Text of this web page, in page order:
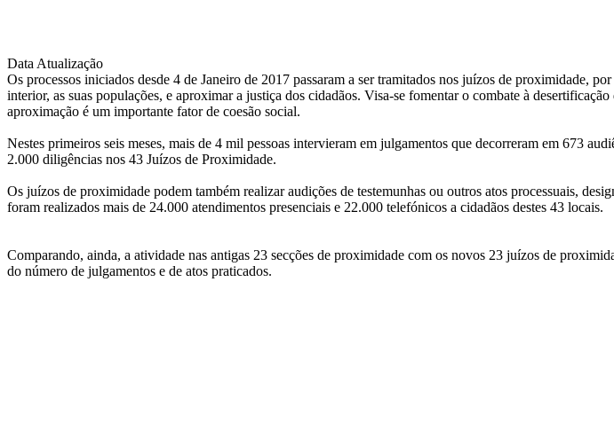
Data Atualização
Os processos iniciados desde 4 de Janeiro de 2017 passaram a ser tramitados nos juízos de proximidade,
interior, as suas populações, e aproximar a justiça dos cidadãos. Visa-se fomentar o combate à
aproximação é um importante fator de coesão social.
Nestes primeiros seis meses, mais de 4 mil pessoas intervieram em julgamentos que decorreram em 673
2.000 diligências nos 43 Juízos de Proximidade.
Os juízos de proximidade podem também realizar audições de testemunhas ou outros atos processuais,
foram realizados mais de 24.000 atendimentos presenciais e 22.000 telefónicos a cidadãos destes 43 locais.
Comparando, ainda, a atividade nas antigas 23 secções de proximidade com os novos 23 juízos de
do número de julgamentos e de atos praticados.